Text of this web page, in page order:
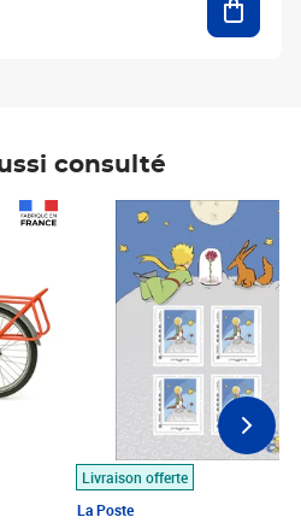
consulté
Livraison offerte
La Poste
Prix 7,50€